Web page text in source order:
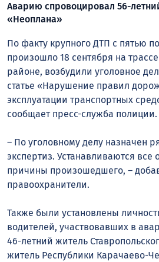
Аварию спровоцировал 56-
«Неоплана»
По факту крупного ДТП с пятью
произошло 18 сентября на
районе, возбудили уголовное
статье «Нарушение правил
эксплуатации транспортных
сообщает пресс-служба полиции.
– По уголовному делу назначен
экспертиз. Устанавливаются все
причины произошедшего, –
правоохранители.
Также были установлены
водителей, участвовавших в
46-летний житель
житель Республики Карачаево-